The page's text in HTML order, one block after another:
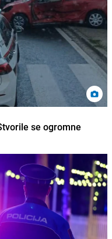
se ogromne